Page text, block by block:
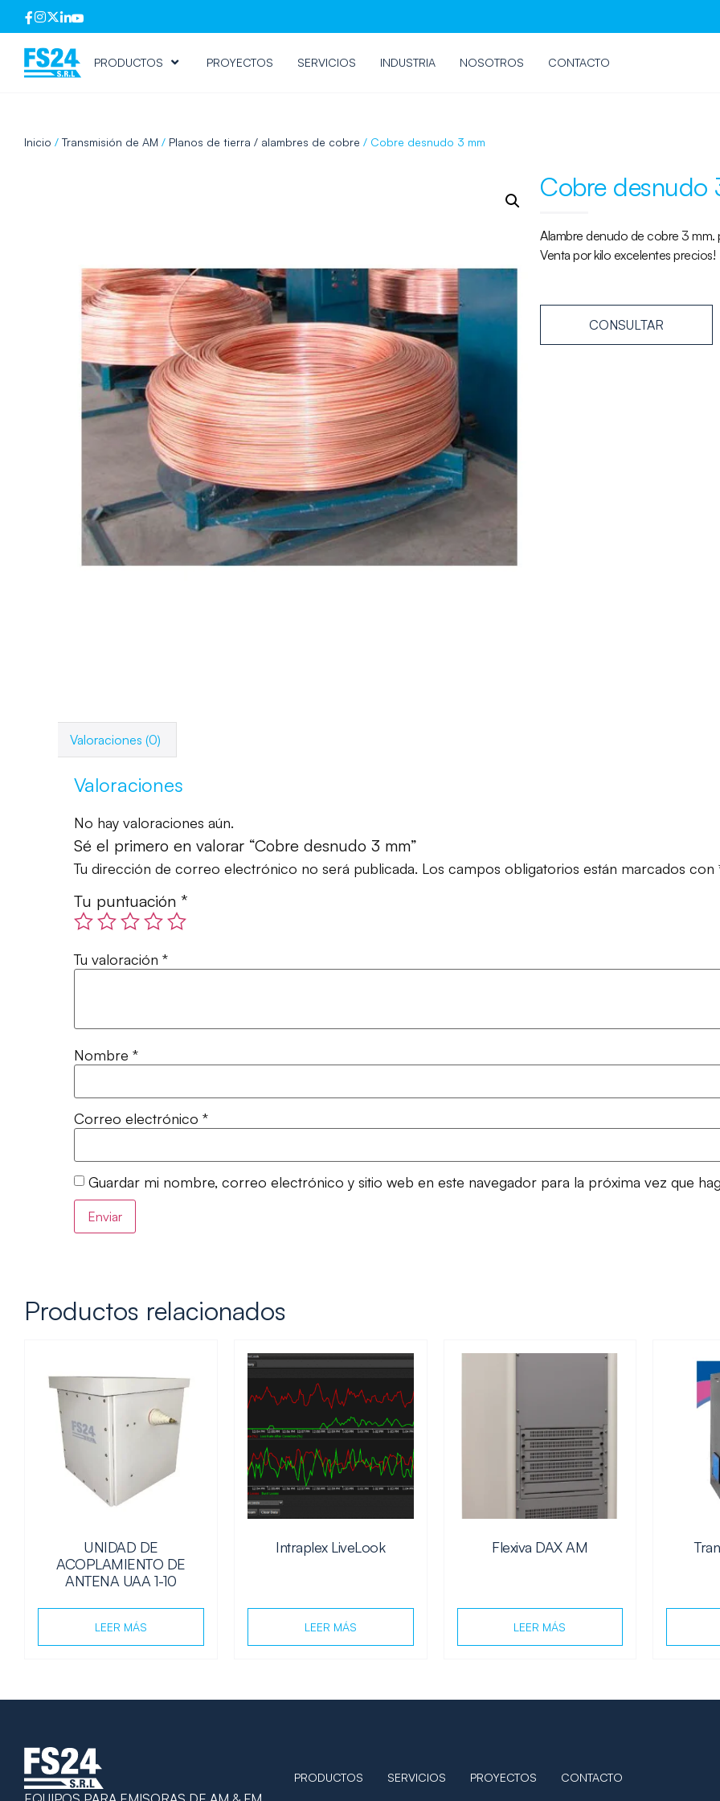
PRODUCTOS PROYECTOS SERVICIOS INDUSTRIA NOSOTROS CONTACTO
Inicio / Transmisión de AM / Planos de tierra / alambres de cobre / Cobre desnudo 3 mm
Cobre desnudo
Alambre denudo de cobre 3 mm.
Venta por kilo excelentes precios!
CONSULTAR
Valoraciones (0)
Valoraciones
No hay valoraciones aún.
Sé el primero en valorar “Cobre desnudo 3 mm”
Tu dirección de correo electrónico no será publicada. Los campos obligatorios están marcados con
Tu puntuación *
Tu valoración *
Nombre *
Correo electrónico *
Guardar mi nombre, correo electrónico y sitio web en este navegador para la próxima vez que
Productos relacionados
UNIDAD DE
ACOPLAMIENTO DE
ANTENA UAA 1-10
LEER MÁS
Intraplex LiveLook
LEER MÁS
Flexiva DAX AM
LEER MÁS
PRODUCTOS SERVICIOS PROYECTOS CONTACTO